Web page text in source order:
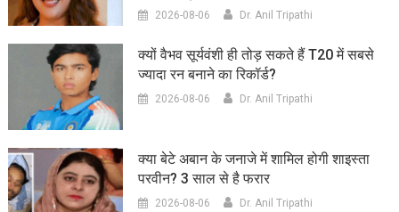
2026-08-06 Dr. Anil Tripathi
क्यों वैभव सूर्यवंशी ही तोड़ सकते हैं T20 में सबसे
ज्यादा रन बनाने का रिकॉर्ड?
2026-08-06 Dr. Anil Tripathi
क्या बेटे अबान के जनाजे में शामिल होगी शाइस्ता
परवीन? 3 साल से है फरार
2026-08-06 Dr. Anil Tripathi